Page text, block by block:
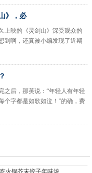
》，必
上映的《灵剑山》深受观众的
到啊，还真被小编发现了近期
之后，那英说：“年轻人有年轻
个字都是如歌如泣！”的确，费